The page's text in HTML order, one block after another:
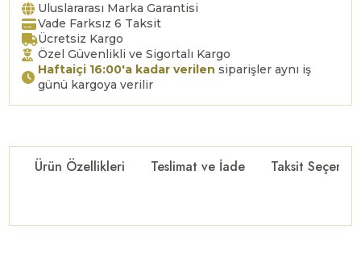
Uluslararası Marka Garantisi
Vade Farksız 6 Taksit
Ücretsiz Kargo
Özel Güvenlikli ve Sigortalı Kargo
Haftaiçi 16:00'a kadar verilen siparişler aynı iş
günü kargoya verilir
Ürün Özellikleri Teslimat ve İade Taksit